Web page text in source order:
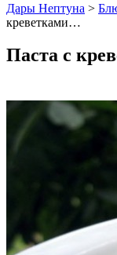
Дары Нептуна >
креветками…
Паста с